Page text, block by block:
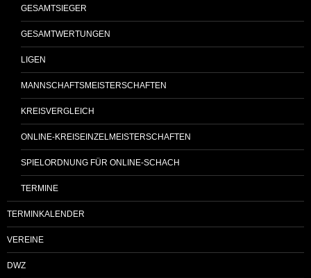
GESAMTSIEGER
GESAMTWERTUNGEN
LIGEN
MANNSCHAFTSMEISTERSCHAFTEN
KREISVERGLEICH
ONLINE-KREISEINZELMEISTERSCHAFTEN
SPIELORDNUNG FÜR ONLINE-SCHACH
TERMINE
TERMINKALENDER
VEREINE
DWZ